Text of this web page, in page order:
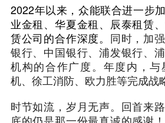
2022年以来，众能联合进一步
业金租、华夏金租、辰泰租赁
赁公司的合作深度。 同时，加
银行、中国银行、浦发银行、
机构的合作广度。年度内，
机、徐工消防、欧力胜等完成战
时节如流，岁月无声。回首来